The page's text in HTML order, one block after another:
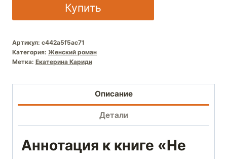
Купить
Артикул: c442a5f5ac71
Категория: Женский роман
Метка: Екатерина Кариди
Описание
Детали
Аннотация к книге «Не